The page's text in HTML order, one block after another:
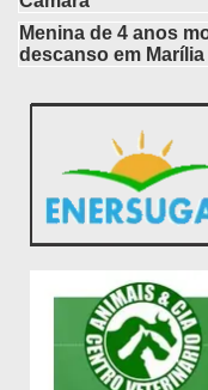
Menina de 4 anos
descanso em Marília